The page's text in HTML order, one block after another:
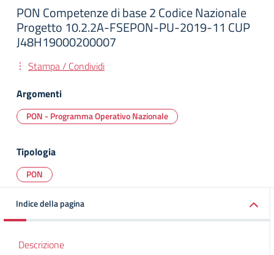
PON Competenze di base 2 Codice Nazionale
Progetto 10.2.2A-FSEPON-PU-2019-11 CUP
J48H19000200007
Stampa / Condividi
Argomenti
PON - Programma Operativo Nazionale
Tipologia
PON
Indice della pagina
Descrizione